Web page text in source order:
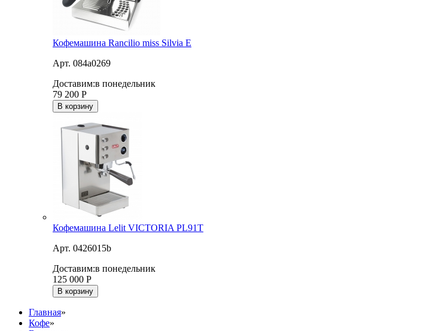
Кофемашина Rancilio miss Silvia E
Арт. 084a0269
Доставим:в понедельник
79 200 Р
В корзину
Кофемашина Lelit VICTORIA PL91T
Арт. 0426015b
Доставим:в понедельник
125 000 Р
В корзину
Главная»
Кофе»